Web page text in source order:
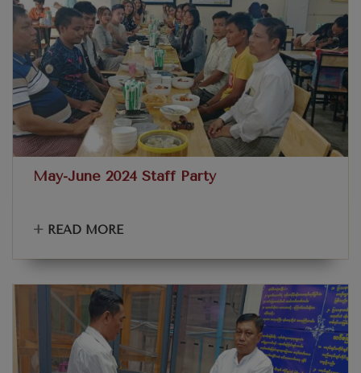
May-June 2024 Staff Party
+ READ MORE